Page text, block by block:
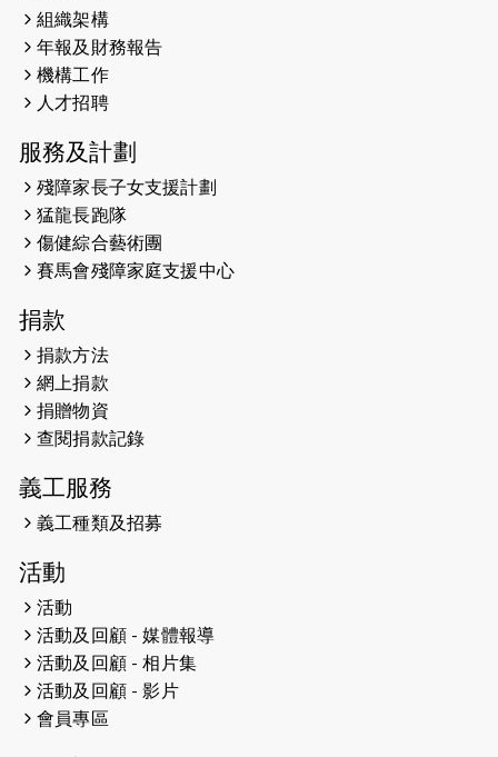
2025-02-20
2025-02-06
2025-02-05
馬拉松與猛龍國際共融大使Lukas
2024-12-31
2024-12-10
2024-11-17
2024-10-30
連續第七年獲得 #香港中小型企業總
商會「#友商有良」嘉許計劃的嘉許
組織架構
年報及財務報告
機構工作
人才招聘
服務及計劃
殘障家長子女支援計劃
猛龍長跑隊
傷健綜合藝術團
賽馬會殘障家庭支援中心
捐款
捐款方法
網上捐款
捐贈物資
查閱捐款記錄
義工服務
義工種類及招募
活動
活動
活動及回顧 - 媒體報導
活動及回顧 - 相片集
活動及回顧 - 影片
會員專區